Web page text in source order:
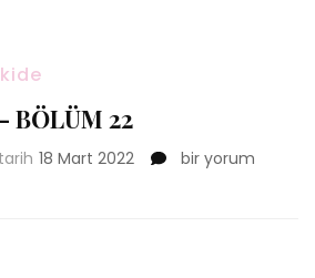
BÖLÜM 22
tarih 18 Mart 2022
SARI
bir yorum